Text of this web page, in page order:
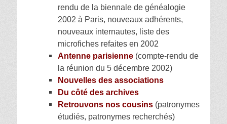
rendu de la biennale de généalogie
2002 à Paris, nouveaux adhérents,
nouveaux internautes, liste des
microfiches refaites en 2002
Antenne parisienne (compte-rendu de
la réunion du 5 décembre 2002)
Nouvelles des associations
Du côté des archives
Retrouvons nos cousins (patronymes
étudiés, patronymes recherchés)